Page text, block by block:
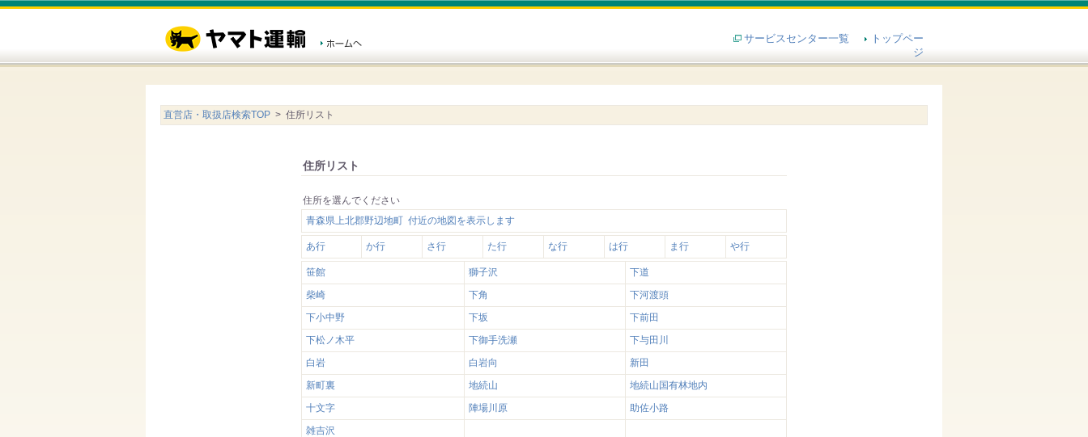
サービスセンター一覧
トップペー
ジ
直営店・取扱店検索TOP > 住所リスト
住所リスト
住所を選んでください
青森県上北郡野辺地町 付近の地図を表示します
あ行 か行 さ行 た行 な行 は行 ま行 や行
笹館 獅子沢
下道
柴崎
下角
下河渡頭
下小中野
下坂
下前田
下松ノ木平
下御手洗瀬
下与田川
白岩
白岩向
新田
新町裏
地続山
地続山国有林地内
十文字
陣場川原
助佐小路
雑吉沢